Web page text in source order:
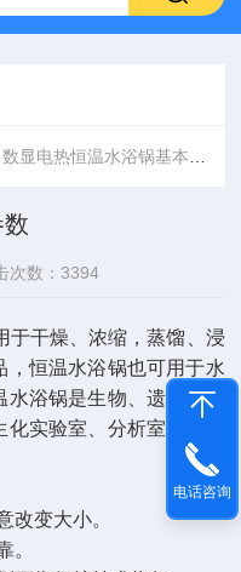
数显电热恒温水浴锅基本参数
次数：3394
于干燥、浓缩，蒸馏、浸
，恒温水浴锅也可用于水
浴锅是生物、遗传、病
实验室、分析室教育科
改变大小。
。
电话咨询